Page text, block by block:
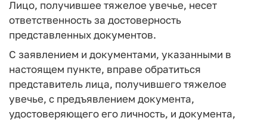
Лицо, получившее тяжелое увечье, несет
ответственность за достоверность
представленных документов.
С заявлением и документами, указанными в
настоящем пункте, вправе обратиться
представитель лица, получившего тяжелое
увечье, с предъявлением документа,
удостоверяющего его личность, и документа,